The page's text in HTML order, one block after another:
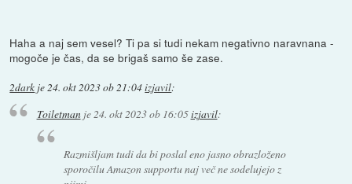
Haha a naj sem vesel? Ti pa si tudi nekam negativno naravnana -
mogoče je čas, da se brigaš samo še zase.
2dark je24. okt 2023 ob 21:04izjavil:
Toiletmanje 24. okt 2023 ob 16:05izjavil:
Razmišljam tudi da bi poslal eno jasno obrazloženo
sporočilu Amazon supportu naj več ne sodelujejo z